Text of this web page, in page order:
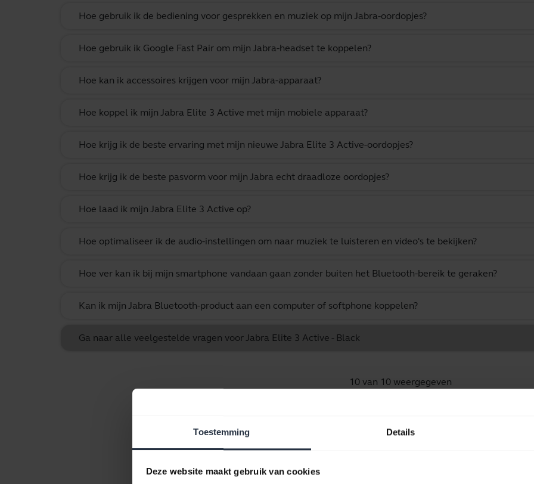
Toestemming Details
Deze website maakt gebruik van cookies
Hoe gebruik ik de bediening voor gesprekken en muziek op mijn Jabra-oordopjes?
Hoe gebruik ik Google Fast Pair om mijn Jabra-headset te koppelen?
Hoe kan ik accessoires krijgen voor mijn Jabra-apparaat?
Hoe koppel ik mijn Jabra Elite 3 Active met mijn mobiele apparaat?
Hoe krijg ik de beste ervaring met mijn nieuwe Jabra Elite 3 Active-oordopjes?
Hoe krijg ik de beste pasvorm voor mijn Jabra echt draadloze oordopjes?
Hoe laad ik mijn Jabra Elite 3 Active op?
Hoe optimaliseer ik de audio-instellingen om naar muziek te luisteren en video's te bekijken?
Hoe ver kan ik bij mijn smartphone vandaan gaan zonder buiten het Bluetooth-bereik te geraken?
Kan ik mijn Jabra Bluetooth-product aan een computer of softphone koppelen?
Ga naar alle veelgestelde vragen voor Jabra Elite 3 Active - Black
10 van 10 weergegeven
Productdocumenten